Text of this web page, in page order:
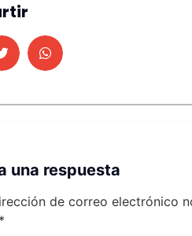
una respuesta
de correo electrónico
*